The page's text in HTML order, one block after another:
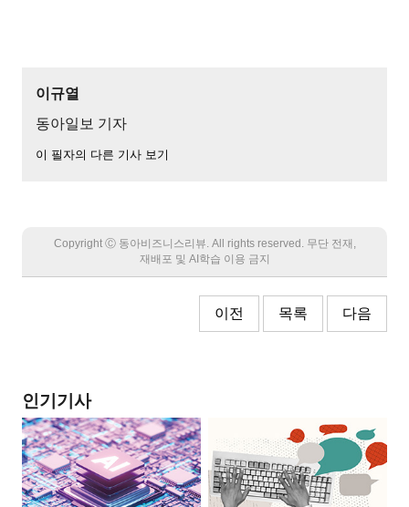
이규열
동아일보 기자
이 필자의 다른 기사 보기
Copyright Ⓒ 동아비즈니스리뷰. All rights reserved. 무단 전재,
재배포 및 AI학습 이용 금지
이전 목록 다음
인기기사